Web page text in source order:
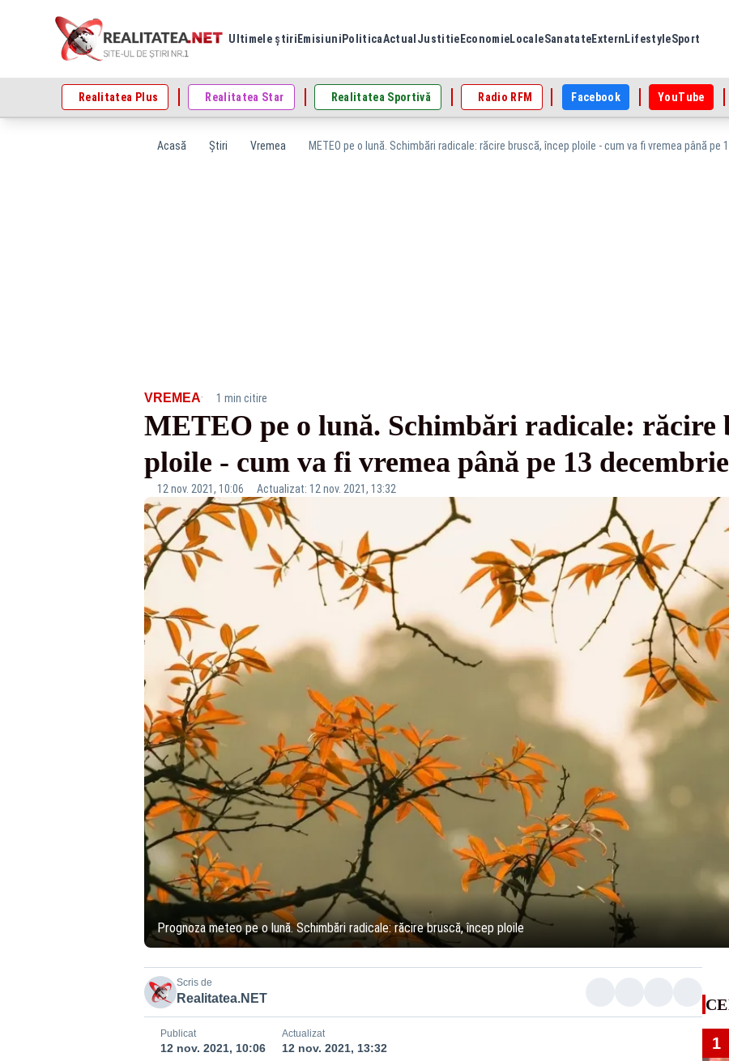
Ultimele știri Emisiuni PoliticaActual Justitie EconomieLocaleSanatateExtern LifestyleSport
Realitatea Plus Realitatea Star Realitatea Sportivă Radio RFM Facebook YouTube
Acasă Știri Vremea METEO pe o lună. Schimbări radicale: răcire bruscă, încep ploile - cum va fi vremea până pe
VREMEA· 1 min citire
METEO pe o lună. Schimbări radicale: răcire
ploile - cum va fi vremea până pe 13
12 nov. 2021, 10:06 Actualizat: 12 nov. 2021, 13:32
Prognoza meteo pe o lună. Schimbări radicale: răcire bruscă, încep ploile
Scris de
Realitatea.NET
Publicat
12 nov. 2021, 10:06
Actualizat
12 nov. 2021, 13:32 1